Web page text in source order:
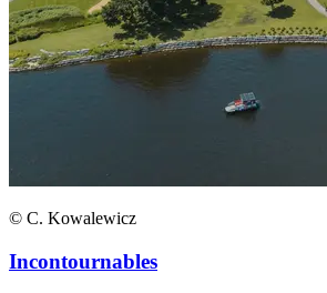
© C. Kowalewicz
Incontournables